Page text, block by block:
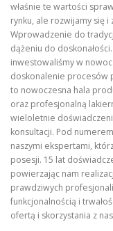
właśnie te wartości
rynku, ale rozwijamy się
Wprowadzenie do
dążeniu do
inwestowaliśmy w
doskonalenie procesów
to nowoczesna hala
oraz profesjonalną
wieloletnie
konsultacji. Pod
naszymi ekspertami,
posesji. 15 lat
powierzając nam
prawdziwych
funkcjonalnością i
ofertą i skorzystania z